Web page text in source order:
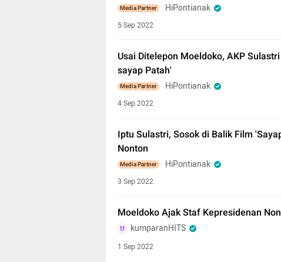
Media Partner HiPontianak
5 Sep 2022
Usai Ditelepon Moeldoko, AKP
sayap Patah'
Media Partner HiPontianak
4 Sep 2022
Iptu Sulastri, Sosok di Balik Film
Nonton
Media Partner HiPontianak
3 Sep 2022
Moeldoko Ajak Staf Kepresidenan
kumparanHITS
1 Sep 2022